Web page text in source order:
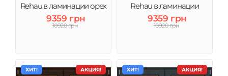
Rehau в ламинации орех
тонировка бронза
9359 грн
10920 грн
Rehau в ламинации
золотой дуб тонировка
бронза
9359 грн
10920 грн
АКЦИЯ!
ХИТ! АКЦИЯ!
ХИТ!